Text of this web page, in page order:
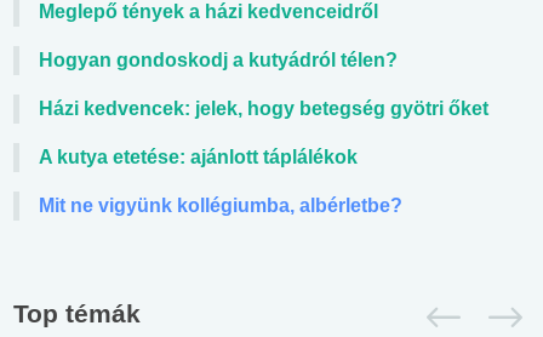
Meglepő tények a házi kedvenceidről
Hogyan gondoskodj a kutyádról télen?
Házi kedvencek: jelek, hogy betegség gyötri őket
A kutya etetése: ajánlott táplálékok
Mit ne vigyünk kollégiumba, albérletbe?
Top témák